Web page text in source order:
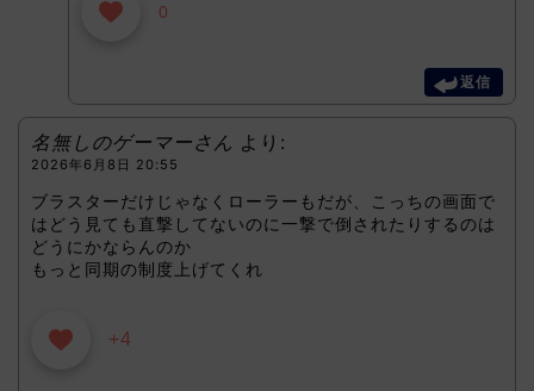
0
返信
名無しのゲーマーさん より:
2026年6月8日 20:55
ブラスターだけじゃなくローラーもだが、こっちの画面で
はどう見ても直撃してないのに一撃で倒されたりするのは
どうにかならんのか
もっと同期の制度上げてくれ
+4